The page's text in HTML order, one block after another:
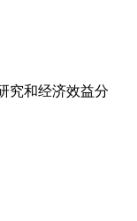
究和经济效益分